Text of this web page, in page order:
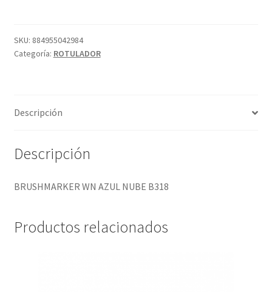
cantidad
SKU: 884955042984
Categoría: ROTULADOR
Descripción
Descripción
BRUSHMARKER WN AZUL NUBE B318
Productos relacionados